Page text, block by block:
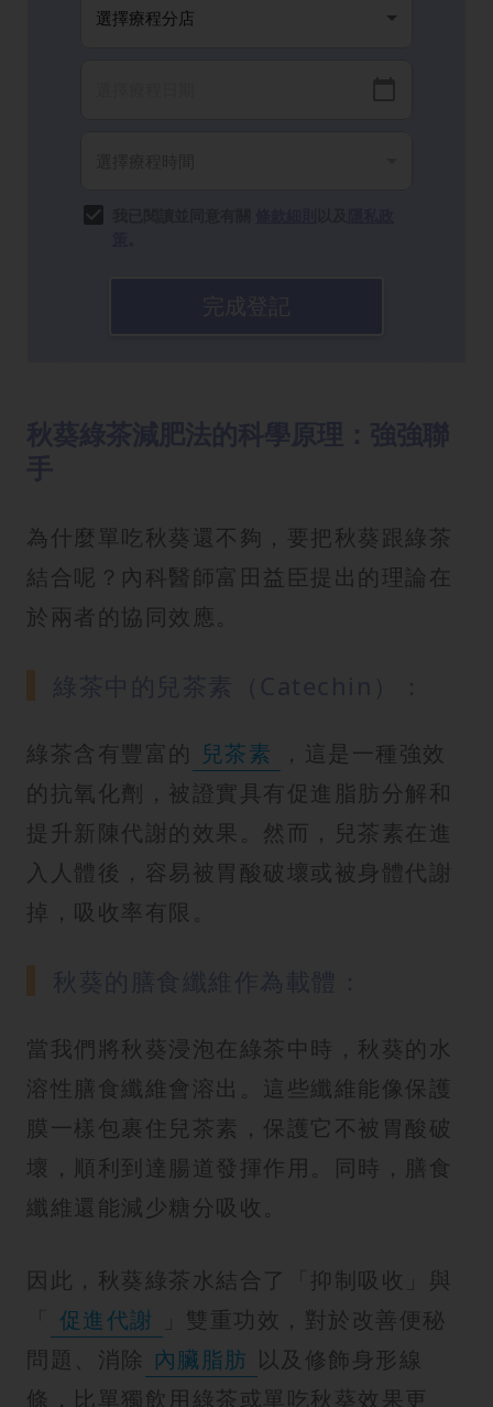
為什麼單吃秋葵還不夠，要把秋葵跟綠茶
結合呢？內科醫師富田益臣提出的理論在
於兩者的協同效應。
綠茶含有豐富的 兒茶素
，這是一種強效
的抗氧化劑，被證實具有促進脂肪分解和
提升新陳代謝的效果。然而，兒茶素在進
入人體後，容易被胃酸破壞或被身體代謝
掉，吸收率有限。
當我們將秋葵浸泡在綠茶中時，秋葵的水
溶性膳食纖維會溶出。這些纖維能像保護
膜一樣包裹住兒茶素，保護它不被胃酸破
壞，順利到達腸道發揮作用。同時，膳食
纖維還能減少糖分吸收。
因此，秋葵綠茶水結合了「抑制吸收」與
促進代謝
」雙重功效，對於改善便秘
問題、消除 內臟脂肪 以及修飾身形線
條，比單獨飲用綠茶或單吃秋葵效果更